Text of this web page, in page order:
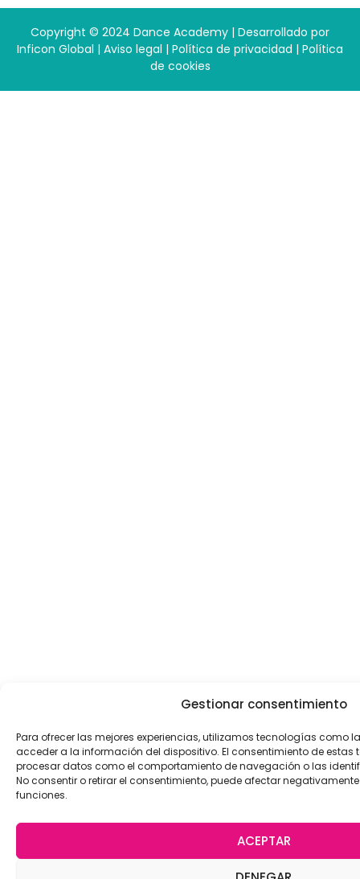
Gestionar consentimiento
Para ofrecer las mejores experiencias, utilizamos tecnologías como
acceder a la información del dispositivo. El consentimiento de
procesar datos como el comportamiento de navegación o las
No consentir o retirar el consentimiento, puede afectar
funciones.
ACEPTAR
Copyright © 2024 Dance Academy | Desarrollado por
Inficon Global | Aviso legal | Política de privacidad | Política
de cookies